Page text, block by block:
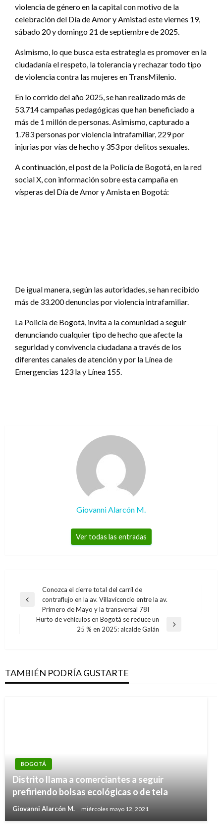
violencia de género en la capital con motivo de la
celebración del Día de Amor y Amistad este viernes 19,
sábado 20 y domingo 21 de septiembre de 2025.
Asimismo, lo que busca esta estrategia es promover en la
ciudadanía el respeto, la tolerancia y rechazar todo tipo
de violencia contra las mujeres en TransMilenio.
En lo corrido del año 2025, se han realizado más de
53.714 campañas pedagógicas que han beneficiado a
más de 1 millón de personas. Asimismo, capturado a
1.783 personas por violencia intrafamiliar, 229 por
injurias por vías de hecho y 353 por delitos sexuales.
A continuación, el post de la Policía de Bogotá, en la red
social X, con información sobre esta campaña en
vísperas del Día de Amor y Amista en Bogotá:
De igual manera, según las autoridades, se han recibido
más de 33.200 denuncias por violencia intrafamiliar.
La Policía de Bogotá, invita a la comunidad a seguir
denunciando cualquier tipo de hecho que afecte la
seguridad y convivencia ciudadana a través de los
diferentes canales de atención y por la Línea de
Emergencias 123 la y Línea 155.
Giovanni Alarcón M.
Ver todas las entradas
Navegación
de
entradas
Entrada
anterior
Conozca el cierre total del carril de
contraflujo en la av. Villavicencio entre la av.
Primero de Mayo y la transversal 78I
Hurto de vehículos en Bogotá se reduce un
25 % en 2025: alcalde Galán
TAMBIÉN PODRÍA GUSTARTE
BOGOTÁ
Distrito llama a comerciantes a seguir
prefiriendo bolsas ecológicas o de tela
Giovanni Alarcón M. miércoles mayo 12, 2021